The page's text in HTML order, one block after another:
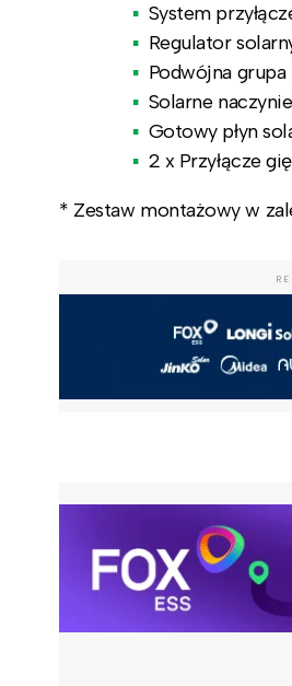
System
Regulator
Podwójna
Solarne
Gotowy płyn
2 x Przyłącze
* Zestaw montażowy w